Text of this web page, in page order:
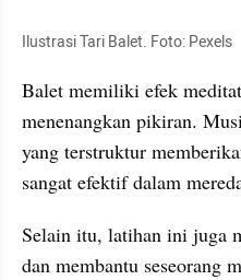
Ilustrasi Tari Balet. Foto: Pexels
Balet memiliki efek
menenangkan pikiran.
yang terstruktur
sangat efektif dalam
Selain itu, latihan ini juga
dan membantu seseorang